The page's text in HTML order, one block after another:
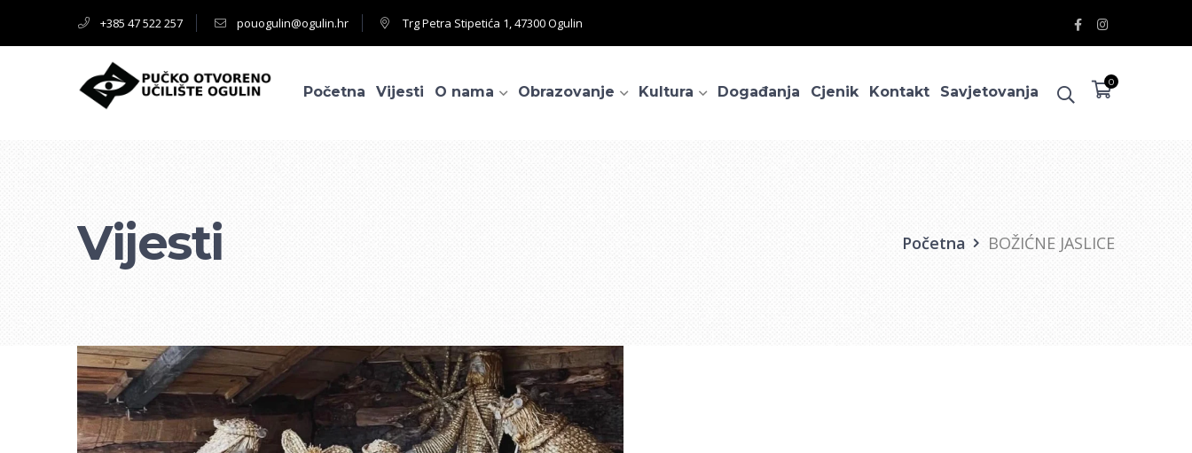
+385 47 522 257 pouogulin@ogulin.hr Trg Petra Stipetića 1, 47300 Ogulin
Facebook
Profile
Instagram
Profile
0
Početna Vijesti O nama Obrazovanje Kultura Događanja Cjenik Kontakt Savjetovanja
Vijesti Početna BOŽIĆNE JASLICE